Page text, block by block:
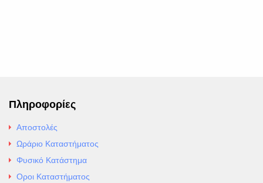
Πληροφορίες
Αποστολές
Ωράριο Καταστήματος
Φυσικό Κατάστημα
Οροι Καταστήματος